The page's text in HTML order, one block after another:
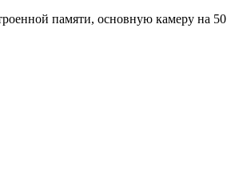
памяти, основную камеру на 50